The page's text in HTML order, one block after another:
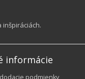
informácie